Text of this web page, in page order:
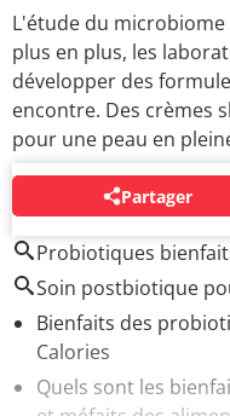
L'étude du
plus en plus, les
développer des
encontre. Des crèmes
pour une peau en
Partager
AUTOUR DU MÊME
Probiotiques
Soin postbiotique
Bienfaits des
Calories
Quels sont les